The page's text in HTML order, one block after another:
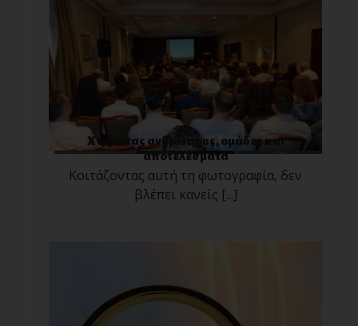
Χτίζοντας ανθρώπους, ομάδες και
αποτελέσματα
Κοιτάζοντας αυτή τη φωτογραφία, δεν
βλέπει κανείς [...]